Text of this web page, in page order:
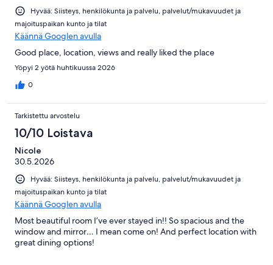
Hyvää: Siisteys, henkilökunta ja palvelu, palvelut/mukavuudet ja
majoituspaikan kunto ja tilat
Käännä Googlen avulla
Good place, location, views and really liked the place
Yöpyi 2 yötä huhtikuussa 2026
0
Tarkistettu arvostelu
10/10 Loistava
Nicole
30.5.2026
Hyvää: Siisteys, henkilökunta ja palvelu, palvelut/mukavuudet ja
majoituspaikan kunto ja tilat
Käännä Googlen avulla
Most beautiful room I’ve ever stayed in!! So spacious and the
window and mirror… I mean come on! And perfect location with
great dining options!